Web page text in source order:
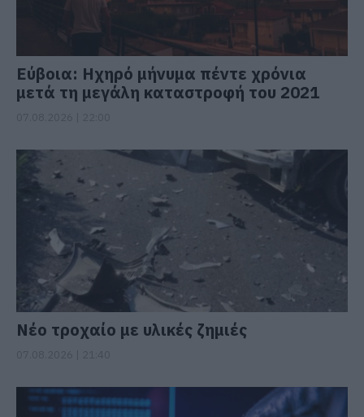
Εύβοια: Ηχηρό μήνυμα πέντε χρόνια
μετά τη μεγάλη καταστροφή του 2021
Νέο τροχαίο με υλικές ζημιές